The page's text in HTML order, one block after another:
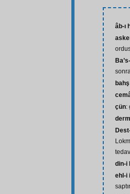
âb-ı
çün:
din-i
ehl-i